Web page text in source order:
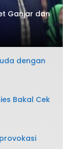
Ganjar dan
dengan
Bakal Cek